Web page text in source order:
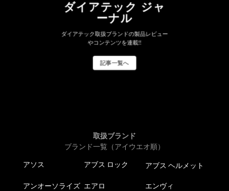
ダイアテック ジャ
ーナル
ダイアテック取扱ブランドの製品レビュー
やコンテンツを連載!!
記事一覧へ
取扱ブランド
ブランド一覧（アイウエオ順）
アソス アブス ロック アブス ヘルメット
アンオーソライズ エアロ エンヴィ